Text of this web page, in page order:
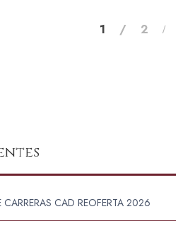
1 2
CAD REOFERTA 2026